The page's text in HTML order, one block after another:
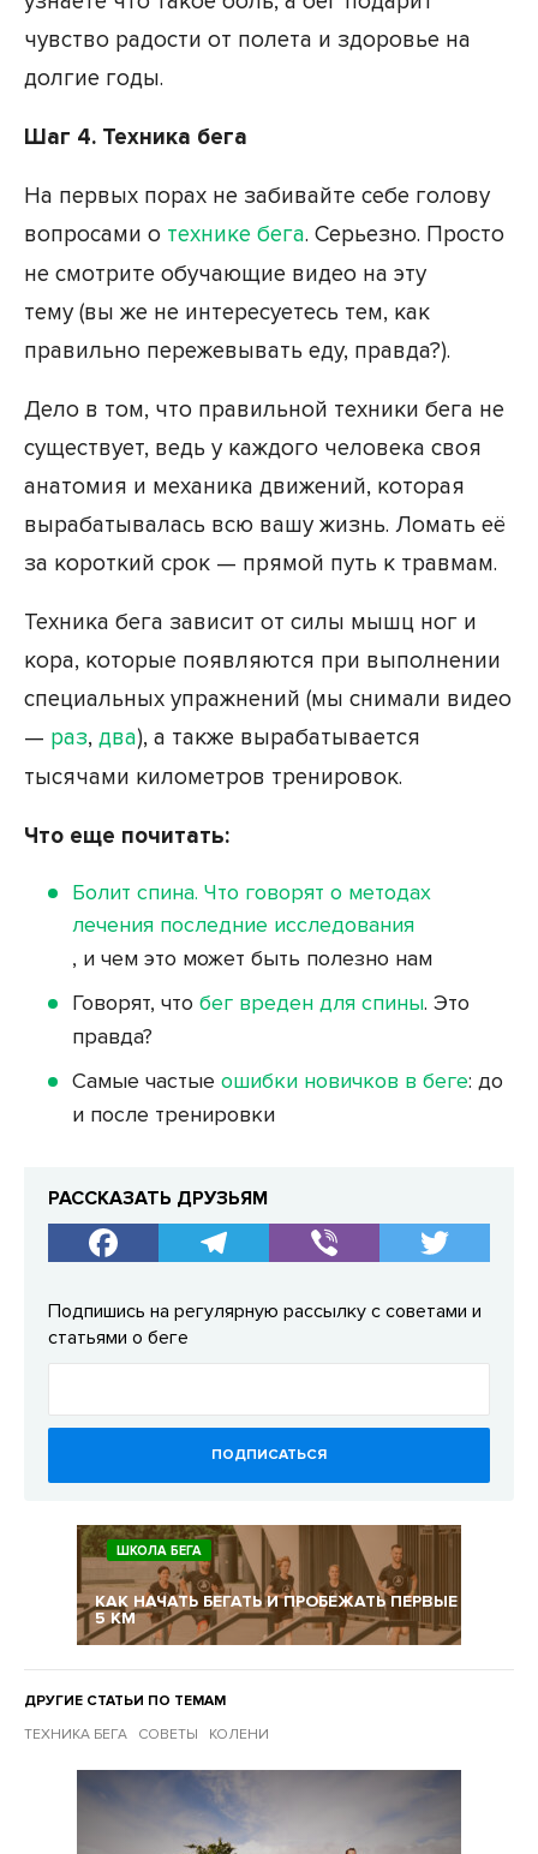
чувство радости от полета и здоровье на
долгие годы.
Шаг 4. Техника бега
На первых порах не забивайте себе голову
вопросами о технике бега. Серьезно. Просто
не смотрите обучающие видео на эту
тему (вы же не интересуетесь тем, как
правильно пережевывать еду, правда?).
Дело в том, что правильной техники бега не
существует, ведь у каждого человека своя
анатомия и механика движений, которая
вырабатывалась всю вашу жизнь. Ломать её
за короткий срок — прямой путь к травмам.
Техника бега зависит от силы мышц ног и
кора, которые появляются при выполнении
специальных упражнений (мы снимали видео
— раз, два), а также вырабатывается
тысячами километров тренировок.
Что еще почитать:
Болит спина. Что говорят о методах
лечения последние исследования
, и чем это может быть полезно нам
Говорят, что бег вреден для спины. Это
правда?
Самые частые ошибки новичков в беге: до
и после тренировки
РАССКАЗАТЬ ДРУЗЬЯМ
Подпишись на регулярную рассылку с советами и
статьями о беге
ПОДПИСАТЬСЯ
ШКОЛА БЕГА
КАК НАЧАТЬ БЕГАТЬ И ПРОБЕЖАТЬ ПЕРВЫЕ
5 КМ
ДРУГИЕ СТАТЬИ ПО ТЕМАМ
ТЕХНИКА БЕГА
СОВЕТЫ КОЛЕНИ
Другие статьи по темам